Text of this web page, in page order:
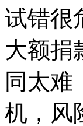
试错很
大额捐
同太难
机，风